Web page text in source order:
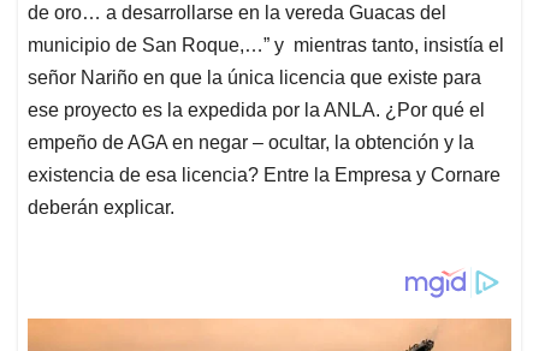
de oro… a desarrollarse en la vereda Guacas del
municipio de San Roque,…” y mientras tanto, insistía el
señor Nariño en que la única licencia que existe para
ese proyecto es la expedida por la ANLA. ¿Por qué el
empeño de AGA en negar – ocultar, la obtención y la
existencia de esa licencia? Entre la Empresa y Cornare
deberán explicar.